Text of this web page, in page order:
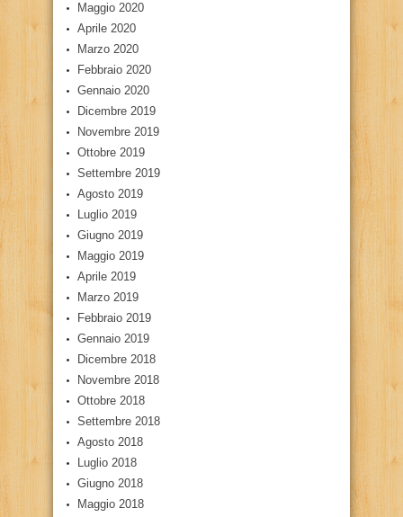
Maggio 2020
Aprile 2020
Marzo 2020
Febbraio 2020
Gennaio 2020
Dicembre 2019
Novembre 2019
Ottobre 2019
Settembre 2019
Agosto 2019
Luglio 2019
Giugno 2019
Maggio 2019
Aprile 2019
Marzo 2019
Febbraio 2019
Gennaio 2019
Dicembre 2018
Novembre 2018
Ottobre 2018
Settembre 2018
Agosto 2018
Luglio 2018
Giugno 2018
Maggio 2018